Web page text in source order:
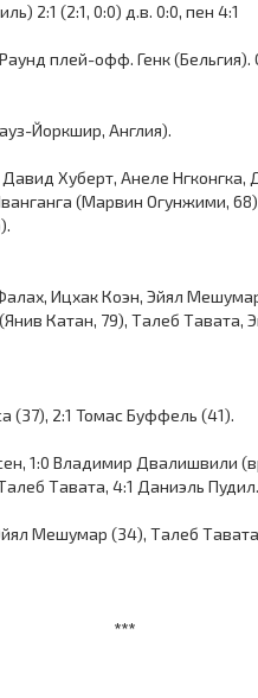
2:1 (2:1, 0:0) д.в. 0:0, пен 4:1
плей-офф. Генк
Йоркшир, Англия).
Хуберт, Анеле
(Марвин Огунжими,
Ицхак Коэн, Эйял
Катан, 79), Талеб Тавата,
(37), 2:1 Томас Буффель (41).
1:0 Владимир Двалишвили
Тавата, 4:1 Даниэль Пудил.
Мешумар (34), Талеб
***